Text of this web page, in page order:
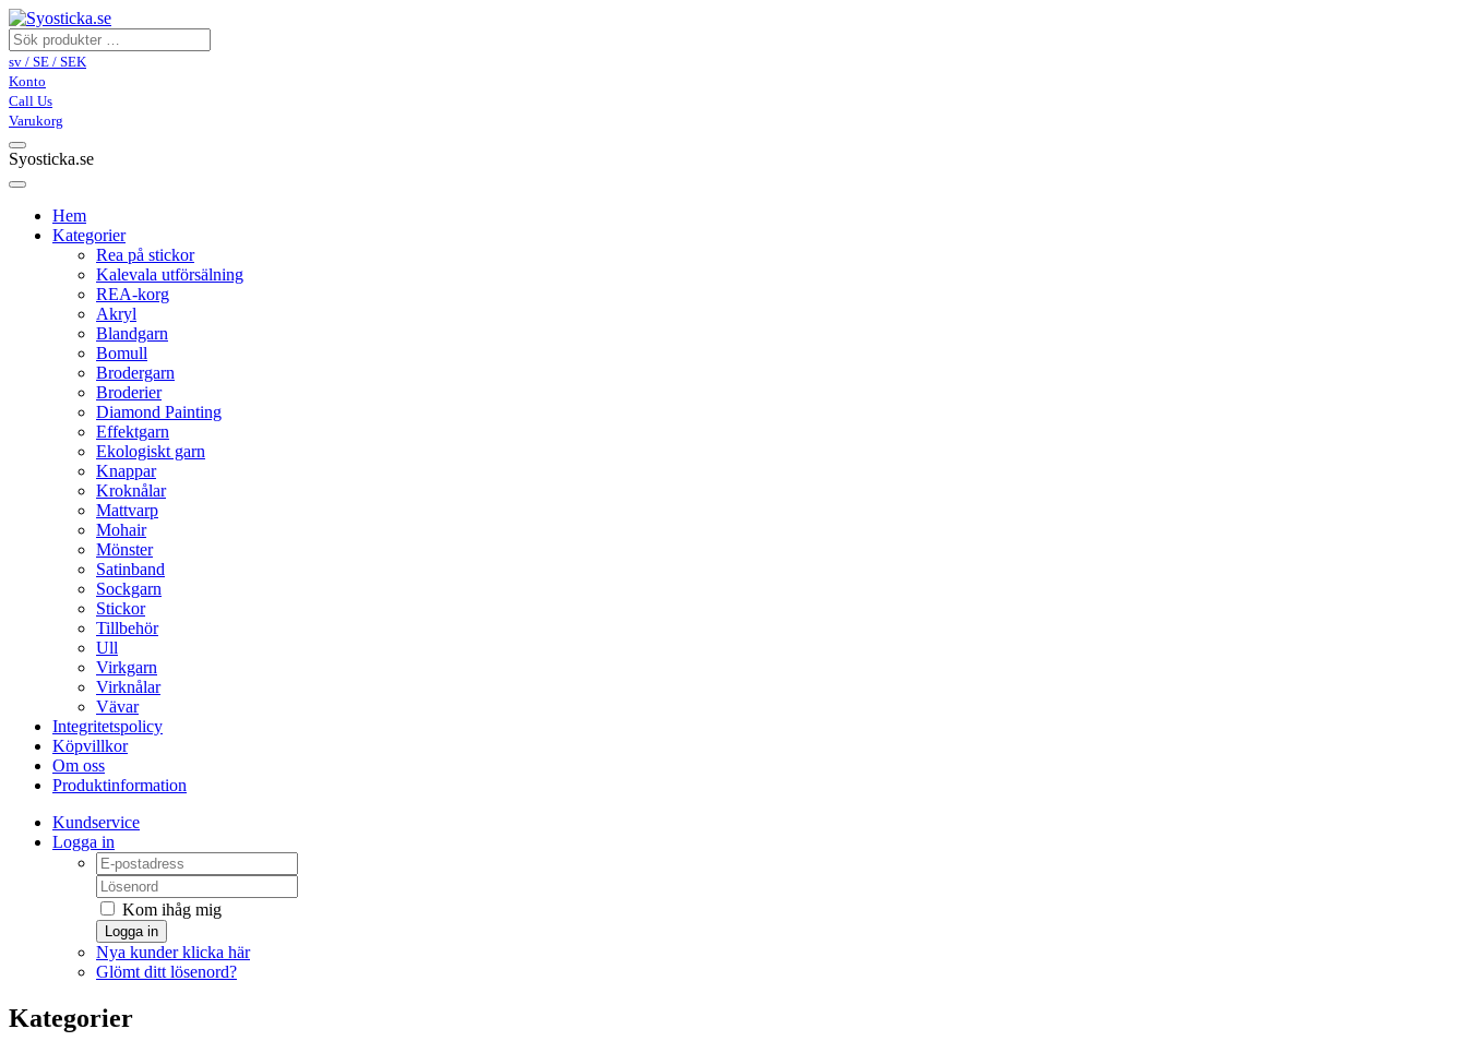
sv / SE / SEK
Konto
Call Us
Varukorg
Syosticka.se
Hem
Kategorier
Rea på stickor
Kalevala utförsälning
REA-korg
Akryl
Blandgarn
Bomull
Brodergarn
Broderier
Diamond Painting
Effektgarn
Ekologiskt garn
Knappar
Kroknålar
Mattvarp
Mohair
Mönster
Satinband
Sockgarn
Stickor
Tillbehör
Ull
Virkgarn
Virknålar
Vävar
Integritetspolicy
Köpvillkor
Om oss
Produktinformation
Kundservice
Logga in
Kom ihåg mig
Logga in
Nya kunder klicka här
Glömt ditt lösenord?
Kategorier